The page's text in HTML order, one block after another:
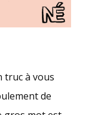
truc à vous
de